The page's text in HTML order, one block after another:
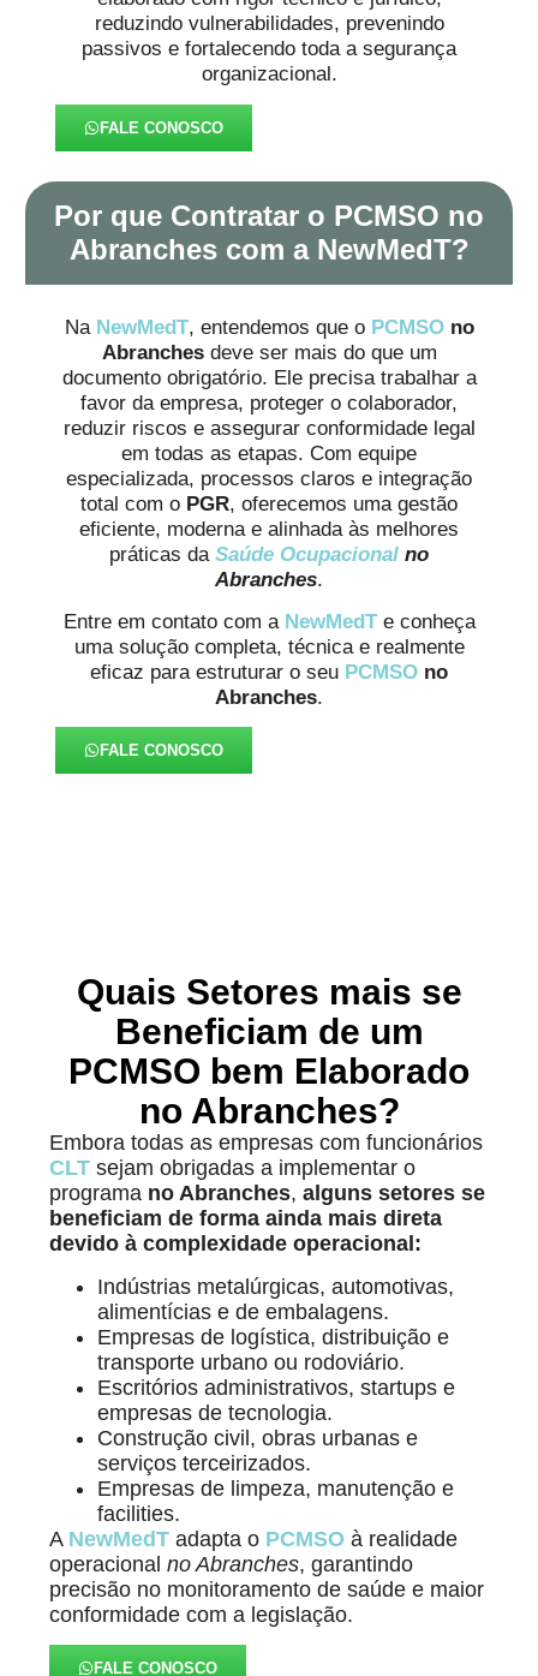
reduzindo vulnerabilidades, prevenindo
passivos e fortalecendo toda a segurança
organizacional.
FALE CONOSCO
Por que Contratar o PCMSO no
Abranches com a NewMedT?
Na NewMedT, entendemos que o PCMSOno
Abranchesdeve ser mais do que um
documento obrigatório. Ele precisa trabalhar a
favor da empresa, proteger o colaborador,
reduzir riscos e assegurar conformidade legal
em todas as etapas. Com equipe
especializada, processos claros e integração
total com o PGR, oferecemos uma gestão
eficiente, moderna e alinhada às melhores
práticas da Saúde Ocupacional no
Abranches.
Entre em contato com a NewMedT e conheça
uma solução completa, técnica e realmente
eficaz para estruturar o seu PCMSO no
Abranches.
FALE CONOSCO
Quais Setores mais se
Beneficiam de um
PCMSO bem Elaborado
no Abranches?
Embora todas as empresas com funcionários
CLT sejam obrigadas a implementar o
programa no Abranches,alguns setores se
beneficiam de forma ainda mais direta
devido à complexidade operacional:
Indústrias metalúrgicas, automotivas,
alimentícias e de embalagens.
Empresas de logística, distribuição e
transporte urbano ou rodoviário.
Escritórios administrativos, startups e
empresas de tecnologia.
Construção civil, obras urbanas e
serviços terceirizados.
Empresas de limpeza, manutenção e
facilities.
A NewMedT adapta o PCMSO à realidade
operacionalno Abranches, garantindo
precisão no monitoramento de saúde e maior
conformidade com a legislação.
FALE CONOSCO